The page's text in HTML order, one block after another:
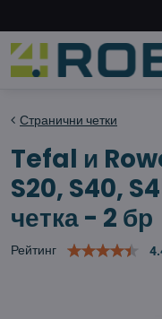
Странични четки
Tefal и
S20, S40,
четка - 2 бр
Рейтинг